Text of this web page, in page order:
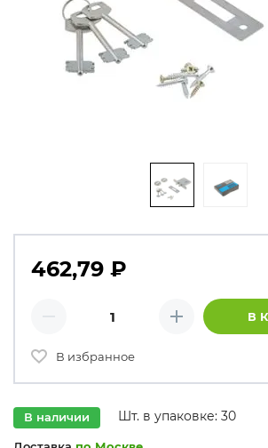
462,79 ₽
Плюс В
В избранное
В наличии Шт. в упаковке: 30